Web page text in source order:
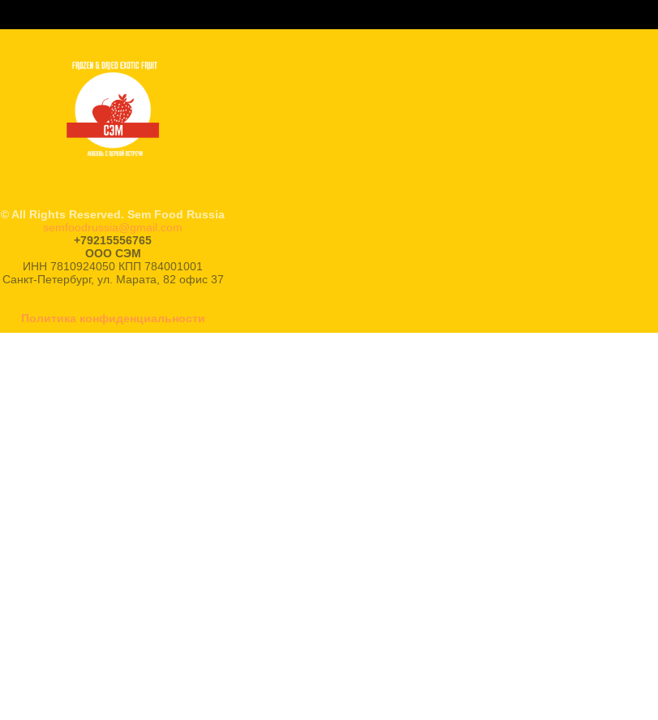
© All Rights Reserved. Sem Food Russia
semfoodrussia@gmail.com
+79215556765
ООО СЭМ
ИНН 7810924050 КПП 784001001
Санкт-Петербург, ул. Марата, 82 офис 37
Политика конфиденциальности